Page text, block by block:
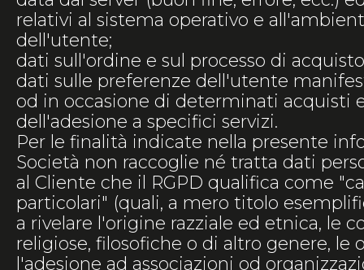
relativi al sistema operativo e
dell'utente;
dati sull'ordine e sul processo di
dati sulle preferenze dell'utente
od in occasione di determinati acquisti
dell'adesione a specifici servizi.
Per le finalità indicate nella presente
Società non raccoglie né tratta dati
al Cliente che il RGPD qualifica come
particolari" (quali, a mero titolo
a rivelare l'origine razziale ed etnica, le
religiose, filosofiche o di altro genere, le
l'adesione ad associazioni od